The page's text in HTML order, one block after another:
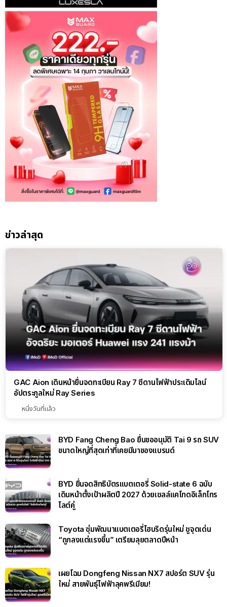
ข่าวล่าสุด
GAC Aion เดินหน้ายื่นจดทะเบียน Ray 7 ซีดานไฟฟ้าประเดิมไลน์
อัปตระกูลใหม่ Ray Series
หนึ่งวันที่แล้ว
BYD Fang Cheng Bao ยื่นขออนุมัติ Tai 9 รถ SUV
ขนาดใหญ่ที่สุดเท่าที่เคยมีมาของแบรนด์
BYD ยื่นจดสิทธิบัตรแบตเตอรี่ Solid-state 6 ฉบับ
เดินหน้าตั้งเป้าผลิตปี 2027 ด้วยเซลล์แคโทดอิเล็กโทร
ไลต์คู่
Toyota ซุ่มพัฒนาแบตเตอรี่ไฮบริดรุ่นใหม่ ชูจุดเด่น
“ถูกลงแต่แรงขึ้น” เตรียมลุยตลาดปีหน้า
เผยโฉม Dongfeng Nissan NX7 สปอร์ต SUV รุ่น
ใหม่ สายพันธุ์ไฟฟ้าลุคพรีเมียม!